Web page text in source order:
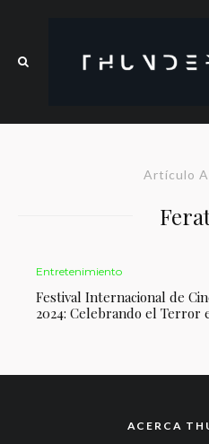
Artículo
Entretenimiento
Festival Internacional de
2024: Celebrando el Terror
ACERCA